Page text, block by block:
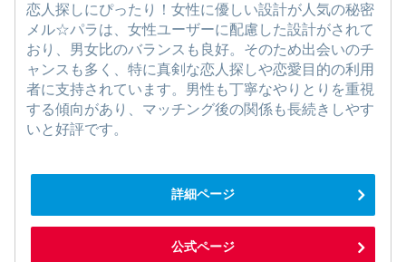
恋人探しにぴったり！女性に優しい設計が人気の秘密
メル☆パラは、女性ユーザーに配慮した設計がされて
おり、男女比のバランスも良好。そのため出会いのチ
ャンスも多く、特に真剣な恋人探しや恋愛目的の利用
者に支持されています。男性も丁寧なやりとりを重視
する傾向があり、マッチング後の関係も長続きしやす
いと好評です。
詳細ページ
公式ページ